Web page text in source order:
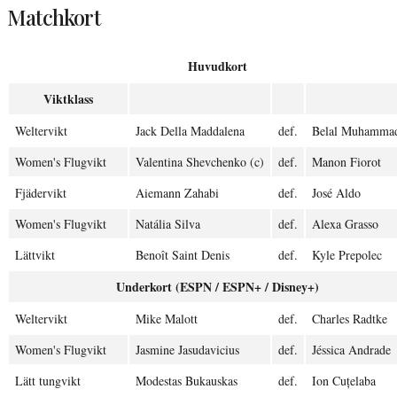
Matchkort
Huvudkort
Viktklass
Weltervikt Jack Della Maddalena def.
Belal
Women's Flugvikt
Valentina Shevchenko (c) def.
Manon Fiorot
Fjädervikt
Aiemann Zahabi def.
José Aldo
Women's Flugvikt
Natália Silva def.
Alexa Grasso
Lättvikt
Benoît Saint Denis def. Kyle Prepolec
Underkort (ESPN / ESPN+ / Disney+)
Weltervikt Mike Malott def.
Charles Radtke
Women's Flugvikt
Jasmine Jasudavicius def.
Jéssica Andrade
Lätt tungvikt
Modestas Bukauskas def. Ion Cuțelaba